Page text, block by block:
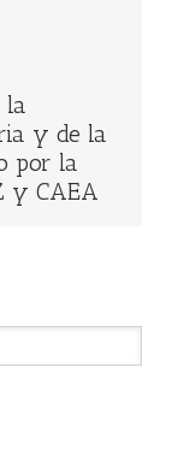
la
y de la
por la
y CAEA